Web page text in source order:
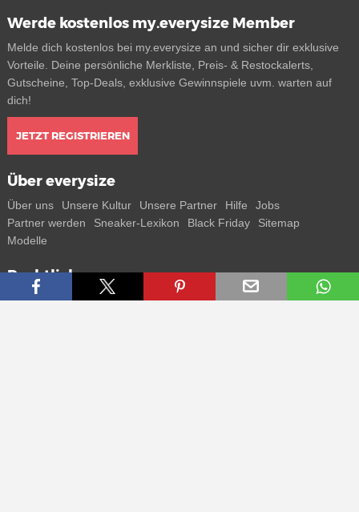
Werde kostenlos my.everysize Member
Melde dich kostenlos bei my.everysize an und sicher dir exklusive
Vorteile. Deine persönliche Merkliste, Preis- & Restockalerts,
Gutscheine, Top-Deals, exklusive Gewinnspiele uvm. warten auf
dich!
JETZT REGISTRIEREN
Über everysize
Über uns Unsere Kultur Unsere Partner Hilfe
Jobs
Partner werden
Sneaker-Lexikon Black Friday
Sitemap
Modelle
Rechtliches
AGB Datenschutz Impressum Kontakt